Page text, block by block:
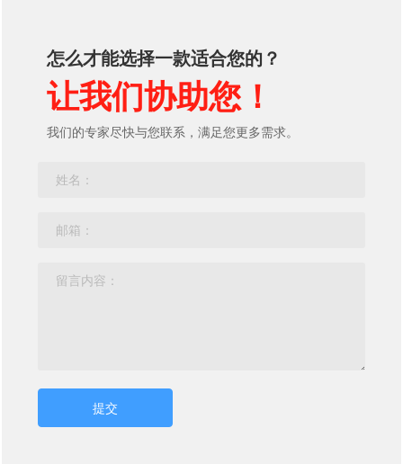
怎么才能选择一款适合您的？
让我们协助您！
我们的专家尽快与您联系，满足您更多需求。
提交